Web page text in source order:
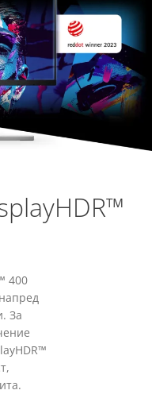
400
За